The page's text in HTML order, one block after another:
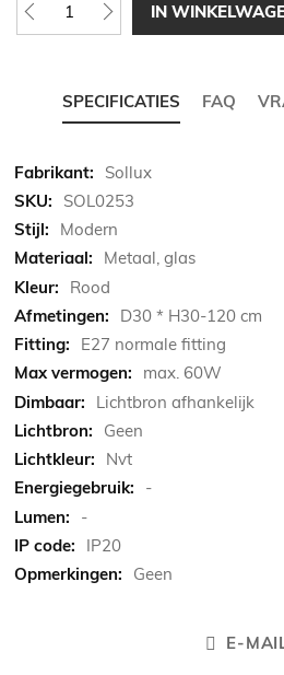
IN
SPECIFICATIES FAQ
Meer
informatie
Sollux
SOL0253
Modern
Metaal, glas
Rood
D30 * H30-120 cm
E27 normale fitting
max. 60W
Lichtbron afhankelijk
Geen
Nvt
-
-
IP20
Geen
E-